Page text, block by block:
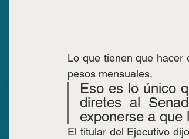
Lo que tienen que
pesos mensuales.
Eso es lo único
diretes al
exponerse a que
El titular del Ejecutivo